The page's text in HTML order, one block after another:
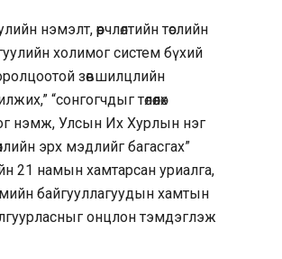
нэмэлт, өөрчлөлтийн төслийн
холимог систем бүхий
зөвшилцлийн
“сонгогчдыг төлөөлөх
нэмж, Улсын Их Хурлын нэг
эрх мэдлийг багасгах”
21 намын хамтарсан уриалга,
байгууллагуудын хамтын
онцлон тэмдэглэж